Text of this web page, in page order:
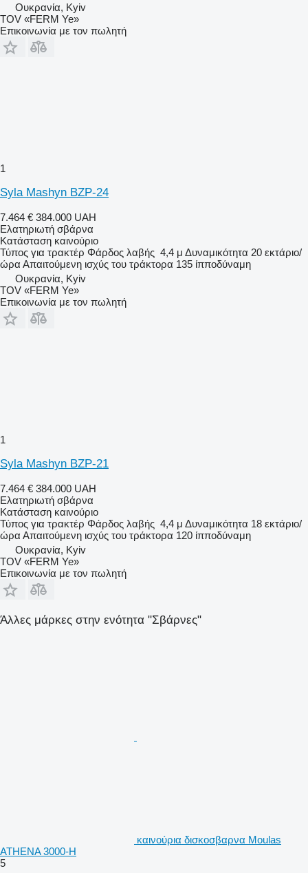
Ουκρανία, Kyiv
TOV «FERM Ye»
Επικοινωνία με τον πωλητή
1
Syla Mashyn BZP-24
7.464 € 384.000 UAH
Ελατηριωτή σβάρνα
Κατάσταση καινούριο
Τύπος για τρακτέρ Φάρδος λαβής 4,4 μ Δυναμικότητα 20 εκτάριο/
ώρα Απαιτούμενη ισχύς του τράκτορα 135 ίπποδύναμη
Ουκρανία, Kyiv
TOV «FERM Ye»
Επικοινωνία με τον πωλητή
1
Syla Mashyn BZP-21
7.464 € 384.000 UAH
Ελατηριωτή σβάρνα
Κατάσταση καινούριο
Τύπος για τρακτέρ Φάρδος λαβής 4,4 μ Δυναμικότητα 18 εκτάριο/
ώρα Απαιτούμενη ισχύς του τράκτορα 120 ίπποδύναμη
Ουκρανία, Kyiv
TOV «FERM Ye»
Επικοινωνία με τον πωλητή
Άλλες μάρκες στην ενότητα "Σβάρνες"
καινούρια δισκοσβαρνα Moulas
ATHENA 3000-H
5